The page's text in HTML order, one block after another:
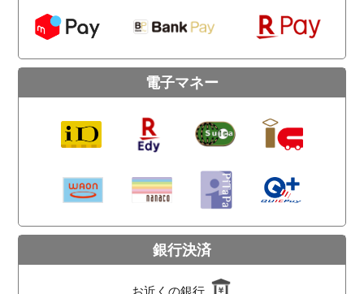
電子マネー
銀行決済
お近くの銀行